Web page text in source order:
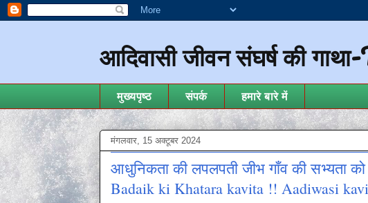
आदिवासी जीवन संघर्ष की
मुख्यपृष्ठ संपर्क हमारे बारे में
मंगलवार, 15 अक्टूबर 2024
आधुनिकता की लपलपती जीभ गाँव की सभ्यता
Badaik ki Khatara kavita !! Aadiwasi